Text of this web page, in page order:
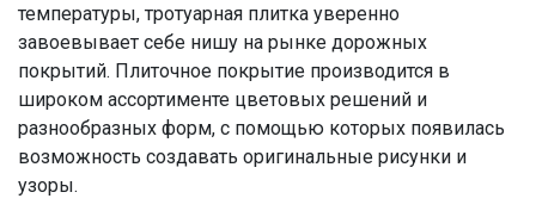
температуры, тротуарная плитка уверенно
завоевывает себе нишу на рынке дорожных
покрытий. Плиточное покрытие производится в
широком ассортименте цветовых решений и
разнообразных форм, с помощью которых появилась
возможность создавать оригинальные рисунки и
узоры.